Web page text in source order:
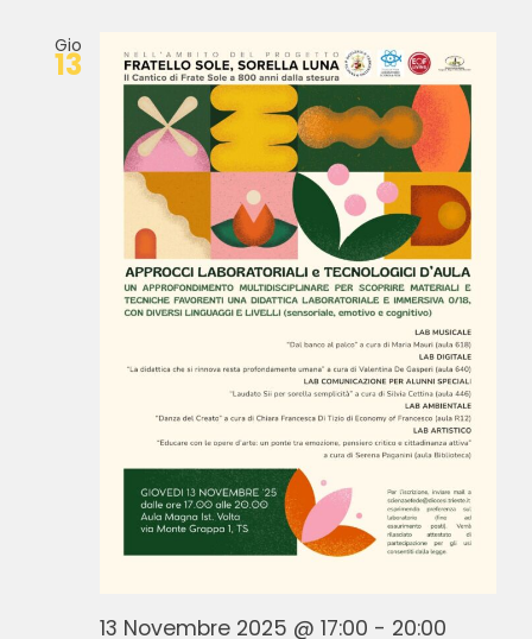
Gio
13
13 Novembre 2025 @ 17:00 - 20:00